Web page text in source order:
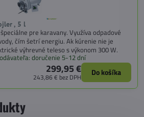
, 5 l
pre karavany. Využíva odpadové
čím šetrí energiu. Ak kúrenie nie je
výhrevné teleso s výkonom 300 W.
doručenie 5-12 dní
299,95 €
243,86 € bez DPH Do košíka